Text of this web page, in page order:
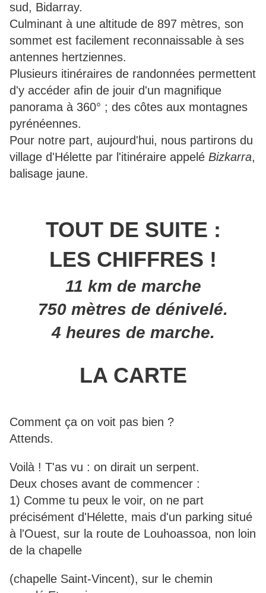
sud, Bidarray.
Culminant à une altitude de 897 mètres, son
sommet est facilement reconnaissable à ses
antennes hertziennes.
Plusieurs itinéraires de randonnées permettent
d'y accéder afin de jouir d'un magnifique
panorama à 360° ; des côtes aux montagnes
pyrénéennes.
Pour notre part, aujourd'hui, nous partirons du
village d'Hélette par l'itinéraire appelé Bizkarra,
balisage jaune.
TOUT DE SUITE :
LES CHIFFRES !
11 km de marche
750 mètres de dénivelé.
4 heures de marche.
LA CARTE
Comment ça on voit pas bien ?
Attends.
Voilà ! T'as vu : on dirait un serpent.
Deux choses avant de commencer :
1) Comme tu peux le voir, on ne part
précisément d'Hélette, mais d'un parking situé
à l'Ouest, sur la route de Louhoassoa, non loin
de la chapelle
(chapelle Saint-Vincent), sur le chemin